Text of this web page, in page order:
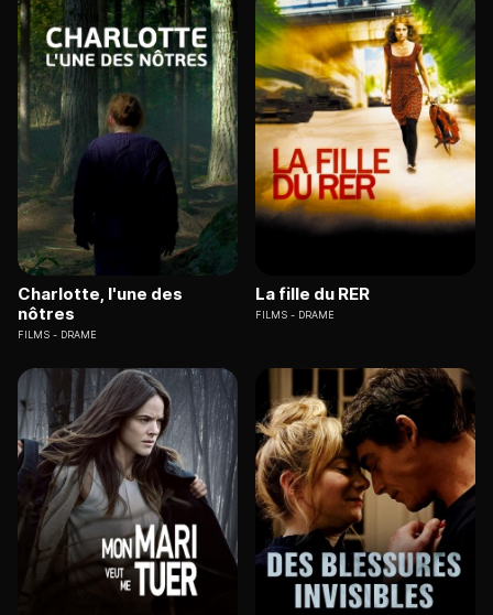
Charlotte, l'une des
nôtres
FILMS DRAME
La fille du RER
FILMS DRAME